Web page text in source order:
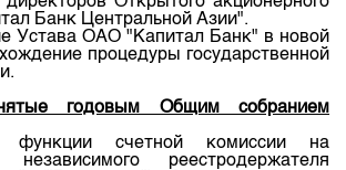
Банк Центральной Азии".
Устава ОАО "Капитал Банк" в новой
процедуры государственной
годовым Общим собранием
функции счетной комиссии на
независимого реестродержателя